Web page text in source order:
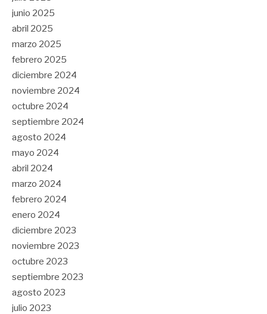
junio 2025
abril 2025
marzo 2025
febrero 2025
diciembre 2024
noviembre 2024
octubre 2024
septiembre 2024
agosto 2024
mayo 2024
abril 2024
marzo 2024
febrero 2024
enero 2024
diciembre 2023
noviembre 2023
octubre 2023
septiembre 2023
agosto 2023
julio 2023